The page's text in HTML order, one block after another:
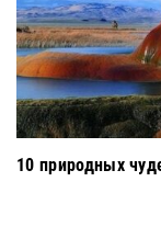
10 природных